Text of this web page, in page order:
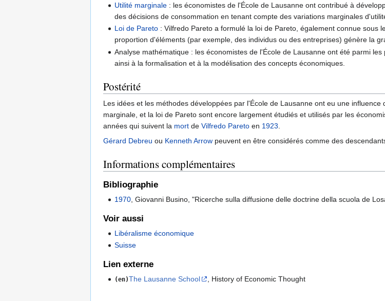
Utilité marginale : les économistes de l'École de Lausanne ont contribué à
des décisions de consommation en tenant compte des variations marginales
Loi de Pareto : Vilfredo Pareto a formulé la loi de Pareto, également connue
proportion d'éléments (par exemple, des individus ou des entreprises) génère la
Analyse mathématique : les économistes de l'École de Lausanne ont été parmi
ainsi à la formalisation et à la modélisation des concepts économiques.
Postérité
Les idées et les méthodes développées par l'École de Lausanne ont eu une
marginale, et la loi de Pareto sont encore largement étudiés et utilisés par les
années qui suivent la mort de Vilfredo Pareto en 1923
Gérard Debreu ou Kenneth Arrow peuvent en être considérés comme des
Informations complémentaires
Bibliographie
1970, Giovanni Busino, "Ricerche sulla diffusione delle doctrine della scuola de
Voir aussi
Libéralisme économique
Suisse
Lien externe
(en)The Lausanne School , History of Economic Thought